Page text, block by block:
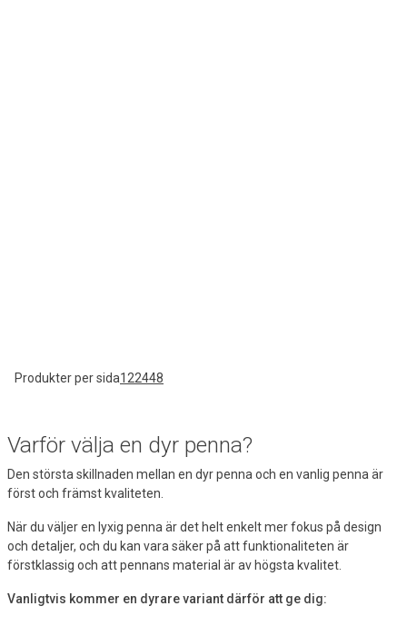
Produkter per sida122448
Varför välja en dyr penna?
Den största skillnaden mellan en dyr penna och en vanlig penna är
först och främst kvaliteten.
När du väljer en lyxig penna är det helt enkelt mer fokus på design
och detaljer, och du kan vara säker på att funktionaliteten är
förstklassig och att pennans material är av högsta kvalitet.
Vanligtvis kommer en dyrare variant därför att ge dig: